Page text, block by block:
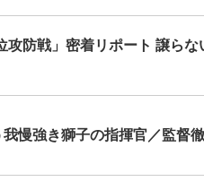
攻防戦」密着リポート 譲らな
慢強き獅子の指揮官／監督